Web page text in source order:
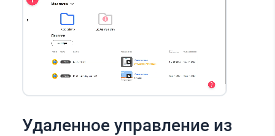
Удаленное управление из